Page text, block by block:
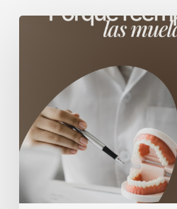
Porque
muelas
perdidas.